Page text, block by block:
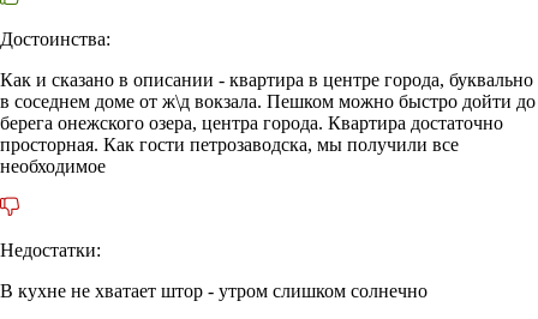
Достоинства:
Как и сказано в описании - квартира в центре города, буквально
в соседнем доме от ж\д вокзала. Пешком можно быстро дойти до
берега онежского озера, центра города. Квартира достаточно
просторная. Как гости петрозаводска, мы получили все
необходимое
Недостатки:
В кухне не хватает штор - утром слишком солнечно